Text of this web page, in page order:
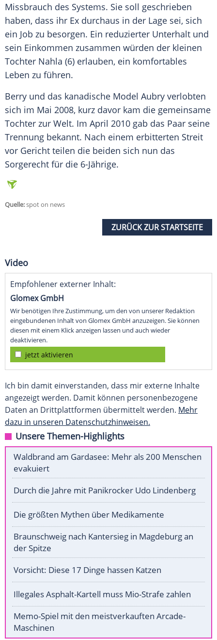
Missbrauch des Systems. Sie soll geschrieben
haben, dass ihr Ex durchaus in der Lage sei, sich
ein Job zu besorgen. Ein reduzierter Unterhalt und
sein Einkommen zusammen würden der kleinen
Tochter Nahla (6) erlauben, ein komfortables
Leben zu führen.
Berry und das kanadische Model Aubry verlobten
sich im Mai 2008, kurz davor kam die gemeinsame
Tochter zur Welt. Im April 2010 gab das Paar seine
Trennung bekannt. Nach einem erbitterten Streit
vor Gericht teilen die beiden sich nun das
Sorgerecht für die 6-Jährige.
Quelle:spot on news
ZURÜCK ZUR STARTSEITE
Video
Empfohlener externer Inhalt:
Glomex GmbH
Wir benötigen Ihre Zustimmung, um den von unserer Redaktion
eingebundenen Inhalt von Glomex GmbH anzuzeigen. Sie können
diesen mit einem Klick anzeigen lassen und auch wieder
deaktivieren.
jetzt aktivieren
Ich bin damit einverstanden, dass mir externe Inhalte
angezeigt werden. Damit können personenbezogene
Daten an Drittplattformen übermittelt werden. Mehr
dazu in unseren Datenschutzhinweisen.
Unsere Themen-Highlights
Waldbrand am Gardasee: Mehr als 200 Menschen
evakuiert
Durch die Jahre mit Panikrocker Udo Lindenberg
Die größten Mythen über Medikamente
Braunschweig nach Kantersieg in Magdeburg an
der Spitze
Vorsicht: Diese 17 Dinge hassen Katzen
Illegales Asphalt-Kartell muss Mio-Strafe zahlen
Memo-Spiel mit den meistverkauften Arcade-
Maschinen